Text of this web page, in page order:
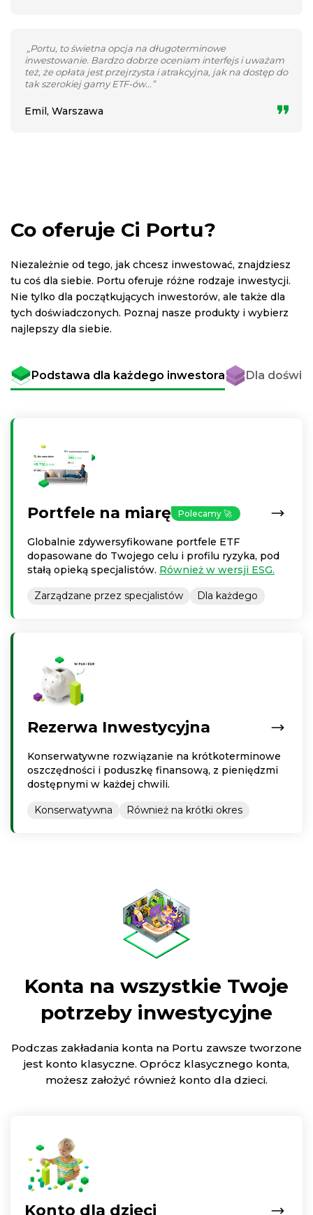
„Portu, to świetna opcja na długoterminowe
inwestowanie. Bardzo dobrze oceniam interfejs i uważam
też, że opłata jest przejrzysta i atrakcyjna, jak na dostęp do
tak szerokiej gamy ETF-ów...”
Emil, Warszawa
Co oferuje Ci Portu?
Niezależnie od tego, jak chcesz inwestować, znajdziesz
tu coś dla siebie. Portu oferuje różne rodzaje inwestycji.
Nie tylko dla początkujących inwestorów, ale także dla
tych doświadczonych. Poznaj nasze produkty i wybierz
najlepszy dla siebie.
Podstawa dla każdego inwestora Dla
Portfele na miarę Polecamy 🚀
Globalnie zdywersyfikowane portfele ETF
dopasowane do Twojego celu i profilu ryzyka, pod
stałą opieką specjalistów. Również w wersji ESG.
Zarządzane przez specjalistów Dla każdego
Rezerwa Inwestycyjna
Konserwatywne rozwiązanie na krótkoterminowe
oszczędności i poduszkę finansową, z pieniędzmi
dostępnymi w każdej chwili.
Konserwatywna Również na krótki okres
Konta na wszystkie Twoje
potrzeby inwestycyjne
Podczas zakładania konta na Portu zawsze tworzone
jest konto klasyczne. Oprócz klasycznego konta,
możesz założyć również konto dla dzieci.
Konto dla dzieci